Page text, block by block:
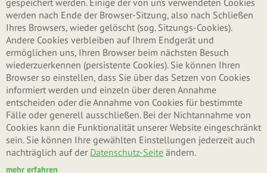
gespeichert werden. Einige der von uns verwendeten Cookies
werden nach Ende der Browser-Sitzung, also nach Schließen
Ihres Browsers, wieder gelöscht (sog. Sitzungs-Cookies).
Andere Cookies verbleiben auf Ihrem Endgerät und
ermöglichen uns, Ihren Browser beim nächsten Besuch
wiederzuerkennen (persistente Cookies). Sie können Ihren
Browser so einstellen, dass Sie über das Setzen von Cookies
informiert werden und einzeln über deren Annahme
entscheiden oder die Annahme von Cookies für bestimmte
Fälle oder generell ausschließen. Bei der Nichtannahme von
Cookies kann die Funktionalität unserer Website eingeschränkt
sein. Sie können Ihre gewählten Einstellungen jederzeit auch
nachträglich auf der Datenschutz-Seite ändern.
mehr erfahren